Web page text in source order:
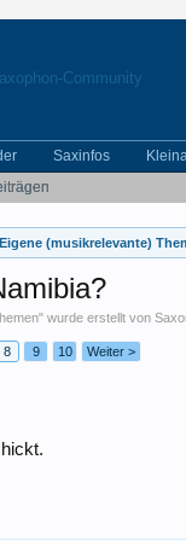
Eigene (musikrelevante)
" wurde erstellt von
8 9 10 Weiter >
Saxinfos